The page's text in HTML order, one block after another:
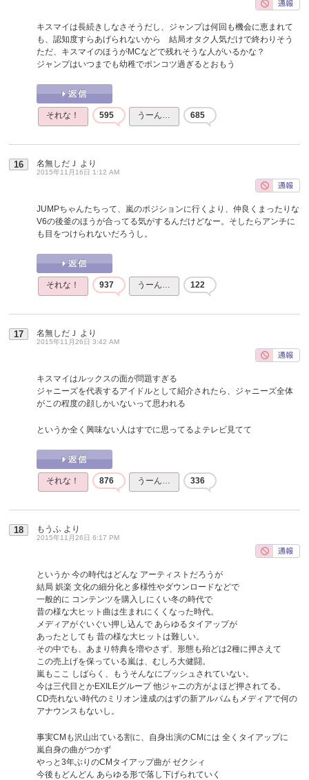
キスマイは長続きしなさそうだし、ジャンプは何回も機会に恵まれて
も、認知度すらあげられないから 結局オタク人気だけで終わりそう
ただ、キスマイのほうがMCなどで残れそうな人がいるかな？
ジャンプはいつまでも幼稚でポンコツ過ぎるとおもう
それな！ 595 うーん… 685
16 名無しだＪ より
2015年11月16日 1:12 AM
JUMPちゃんたちって、嵐のポジションに行くより、仲良くまったりな
V6の後釜のほうが合ってる気がするんだけどなー。そしたらアンチに
も目をつけられないだろうし。
それな！ 937 うーん… 122
17 名無しだＪ より
2015年11月26日 3:42 AM
キスマイはルックスの面が問題すぎる
ジャニーズを代表するアイドルとして紹介されたら、ジャニーズ全体
がこの程度の顔しかいないって思われる
というか全く興味ない人はすでに思ってるよテレビ見てて
それな！ 876 うーん… 336
18 もうふ より
2015年11月26日 6:17 PM
というか 今の時代はどんな アーティストだろうが
結局 娯楽 文化の細分化と多様性やダウンロードなどで
一般的に コンテンツを購入しにくい冬の時代で
昔の様な大ヒット曲は生まれにくくなった時代。
メディアがぐいぐい押し込んで あらゆるタイアップが
あったとしても 昔の様な大ヒットは難しい。
その中でも、あまり特典を増やさず、形態も殆どは2種に押さえて
この売上げを保っている嵐は、むしろ大健闘。
嵐もここ しばらく、もうそんなにプッシュされていない。
今は三代目とかEXILEグループ 他ジャニの方がよほど押されてる。
CD売れない時代のミリオン達成のはずの新アルバムもメディアで何の
アナウンスもないし。
事実CMも沢山出ている割に、自身出演のCMには 全くタイアップに
嵐自身の曲がつかず
やっと3年ぶりのCMタイアップ曲が ゼクシィ
今後もどんどん あらゆる形で落し下げられていく